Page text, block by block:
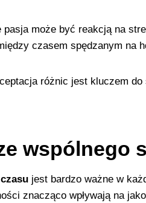
pasja może być reakcją na
czasem spędzanym na
różnic jest kluczem do
wspólnego
jest bardzo ważne w
znacząco wpływają na